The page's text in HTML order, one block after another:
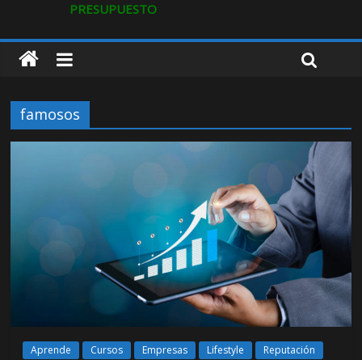
PRESUPUESTO
famosos
Aprende Cursos Empresas Lifestyle Reputación